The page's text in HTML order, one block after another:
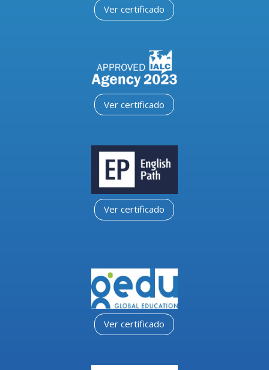
Ver certificado
Ver certificado
Ver certificado
Ver certificado